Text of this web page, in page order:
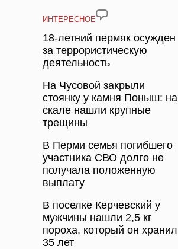
ИНТЕРЕСНОЕ
18-летний пермяк осужден
за террористическую
деятельность
На Чусовой закрыли
стоянку у камня Поныш: на
скале нашли крупные
трещины
В Перми семья погибшего
участника СВО долго не
получала положенную
выплату
В поселке Керчевский у
мужчины нашли 2,5 кг
пороха, который он хранил
35 лет